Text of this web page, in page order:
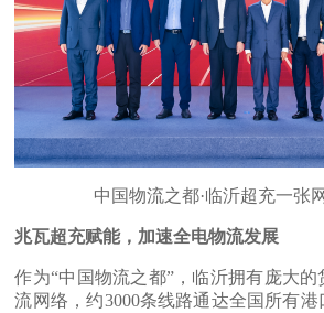
中国物流之都·临沂超充一张
兆瓦超充赋能，加速全电物流发展
作为“中国物流之都”，临沂拥有庞大
流网络，约3000条线路通达全国所有